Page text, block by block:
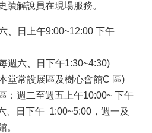
蹟解說員在現場服務。
、日上午9:00~12:00 下午
週六、日下午1:30~4:30)
堂常設展區及樹心會館C 區)
：週二至週五上午10:00~ 下午
、日下午 1:00~5:00，週一及
。